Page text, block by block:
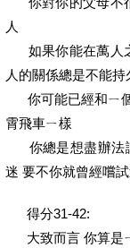
人
如果你能在萬人
人的關係總是不能
你可能已經和ㄧ個
霄飛車ㄧ樣
你總是想盡辦法
迷 要不你就曾經嚐
得分31-42:
大致而言 你算是